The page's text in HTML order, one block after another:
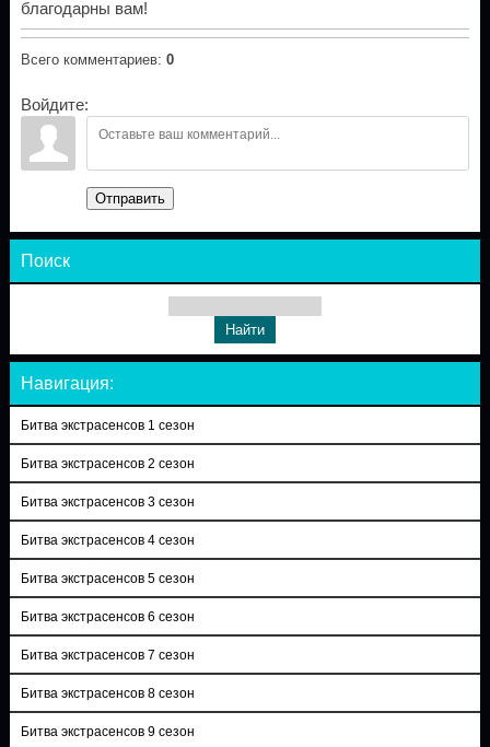
благодарны вам!
Всего комментариев: 0
Войдите:
Отправить
Поиск
Навигация:
Битва экстрасенсов 1 сезон
Битва экстрасенсов 2 сезон
Битва экстрасенсов 3 сезон
Битва экстрасенсов 4 сезон
Битва экстрасенсов 5 сезон
Битва экстрасенсов 6 сезон
Битва экстрасенсов 7 сезон
Битва экстрасенсов 8 сезон
Битва экстрасенсов 9 сезон